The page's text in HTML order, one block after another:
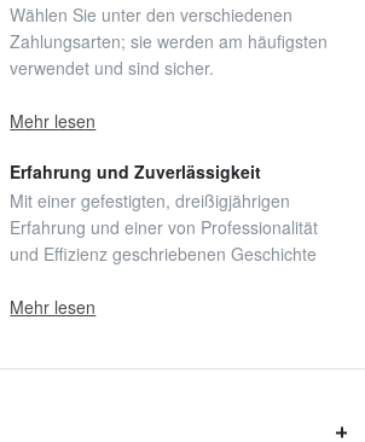
Wählen Sie unter den verschiedenen
Zahlungsarten; sie werden am häufigsten
verwendet und sind sicher.
Mehr lesen
Erfahrung und Zuverlässigkeit
Mit einer gefestigten, dreißigjährigen
Erfahrung und einer von Professionalität
und Effizienz geschriebenen Geschichte
Mehr lesen